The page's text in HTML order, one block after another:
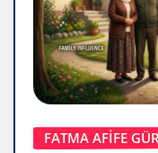
FATMA AFİFE